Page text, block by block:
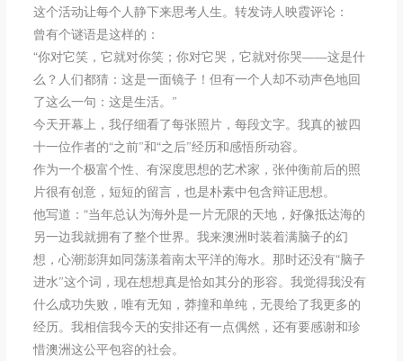
这个活动让每个人静下来思考人生。转发诗人映霞评论：
曾有个谜语是这样的：
“你对它笑，它就对你笑；你对它哭，它就对你哭——这是什
么？人们都猜：这是一面镜子！但有一个人却不动声色地回
了这么一句：这是生活。”
今天开幕上，我仔细看了每张照片，每段文字。我真的被四
十一位作者的“之前”和“之后”经历和感悟所动容。
作为一个极富个性、有深度思想的艺术家，张仲衡前后的照
片很有创意，短短的留言，也是朴素中包含辩证思想。
他写道：“当年总认为海外是一片无限的天地，好像抵达海的
另一边我就拥有了整个世界。我来澳洲时装着满脑子的幻
想，心潮澎湃如同荡漾着南太平洋的海水。那时还没有“脑子
进水”这个词，现在想想真是恰如其分的形容。我觉得我没有
什么成功失败，唯有无知，莽撞和单纯，无畏给了我更多的
经历。我相信我今天的安排还有一点偶然，还有要感谢和珍
惜澳洲这公平包容的社会。